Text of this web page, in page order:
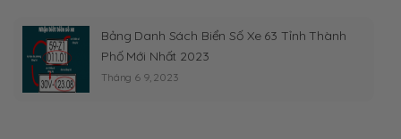
Bảng Danh Sách Biển Số Xe 63 Tỉnh Thành
Phố Mới Nhất 2023
Tháng 6 9, 2023